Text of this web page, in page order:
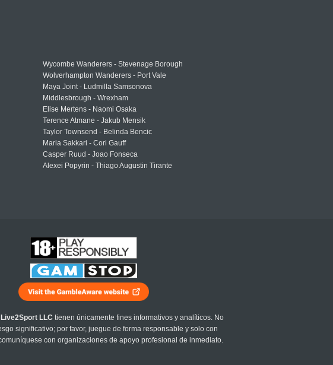
Wycombe Wanderers - Stevenage Borough
Wolverhampton Wanderers - Port Vale
Maya Joint - Ludmilla Samsonova
Middlesbrough - Wrexham
Elise Mertens - Naomi Osaka
Terence Atmane - Jakub Mensik
Taylor Townsend - Belinda Bencic
Maria Sakkari - Cori Gauff
Casper Ruud - Joao Fonseca
Alexei Popyrin - Thiago Augustin Tirante
Live2Sport LLC tienen únicamente fines informativos y analíticos. No
significativo; por favor, juegue de forma responsable y solo con
con organizaciones de apoyo profesional de inmediato.